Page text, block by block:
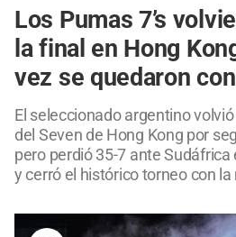
Los Pumas 7’s
la final en Hong
vez se quedaron
El seleccionado argentino
del Seven de Hong Kong por
pero perdió 35-7 ante
y cerró el histórico torneo con